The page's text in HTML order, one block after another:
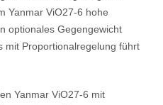
Yanmar ViO27-6 hohe
optionales Gegengewicht
mit Proportionalregelung führt
Yanmar ViO27-6 mit